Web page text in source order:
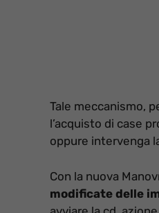
Tale meccanismo,
l’acquisto di case
oppure intervenga
Con la nuova
modificate delle